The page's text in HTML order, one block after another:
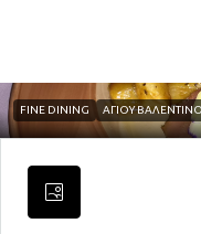
FINE DINING ΑΓΙΟΥ